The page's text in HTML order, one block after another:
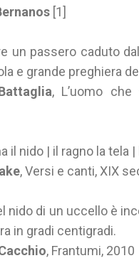
[1]
un passero caduto
e grande preghiera
, L’uomo
il nido | il ragno la tela
, Versi e canti, XIX
nido di un uccello è
in gradi centigradi.
, Frantumi, 2010